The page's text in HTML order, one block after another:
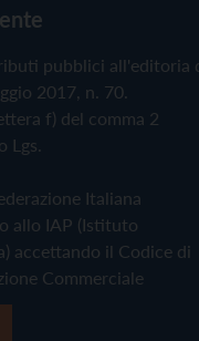
pubblici all'editoria
2017, n. 70.
f) del comma 2
Lgs.
Italiana
allo IAP (Istituto
accettando il Codice di
Commerciale